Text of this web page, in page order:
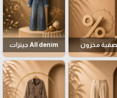
مخزون All denim جينزات